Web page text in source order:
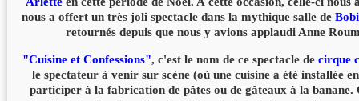
nous a offert un très joli spectacle dans la mythique salle de
retournés depuis que nous y avions applaudi Anne
"Cuisine et Confessions", c'est le nom de ce spectacle decirque
le spectateur à venir sur scène (où une cuisine a été installée
participer à la fabrication de pâtes ou de gâteaux à la banane.